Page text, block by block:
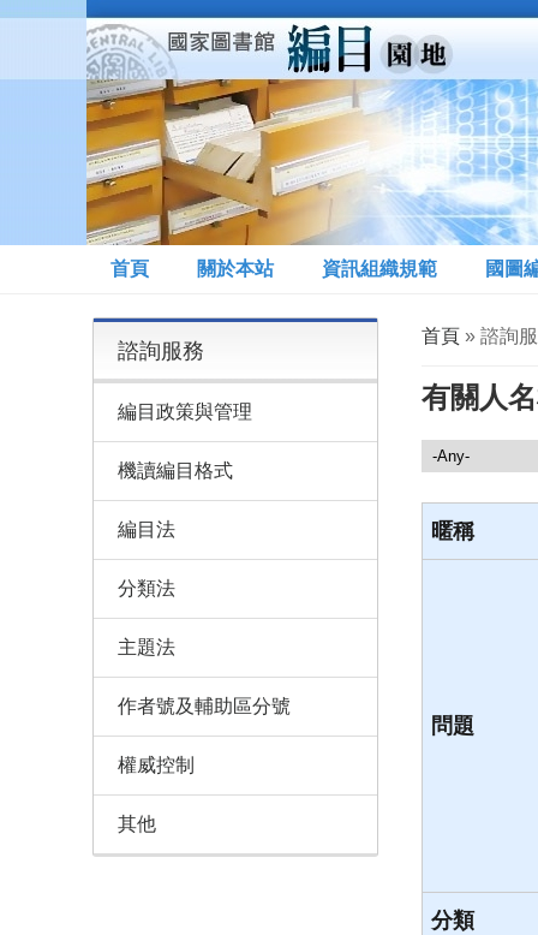
移至主內容
首頁 關於本站 資訊組織規範 國圖
您在這裡
首頁» 諮詢
有關人
諮詢服務
暱稱
問題
分類
諮詢服務
編目政策與管理
機讀編目格式
編目法
分類法
主題法
作者號及輔助區分號
權威控制
其他